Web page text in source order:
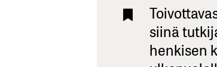
siinä
henkisen